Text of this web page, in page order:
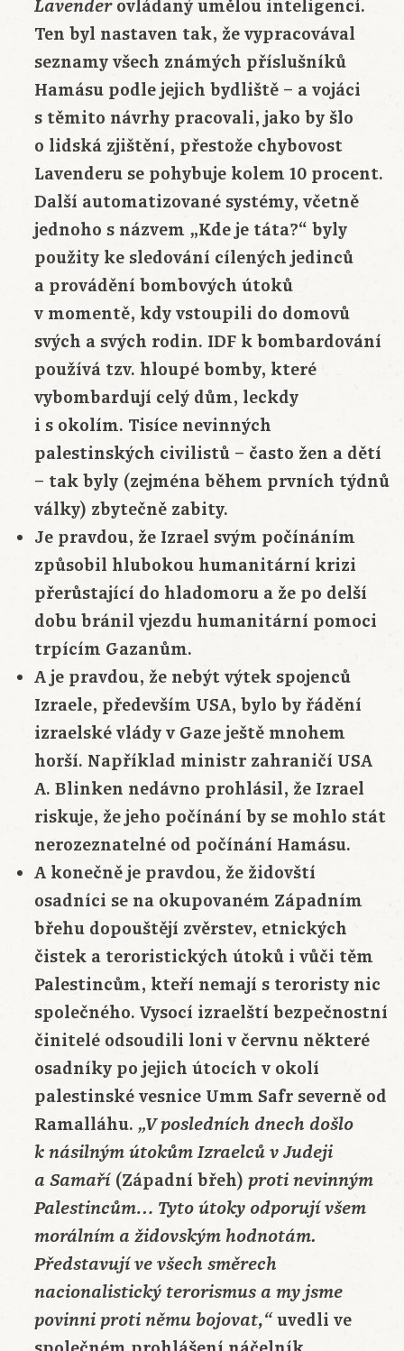
Lavenderovládaný umělou inteligencí.
Ten byl nastaven tak, že vypracovával
seznamy všech známých příslušníků
Hamásu podle jejich bydliště – a vojáci
s těmito návrhy pracovali, jako by šlo
o lidská zjištění, přestože chybovost
Lavenderu se pohybuje kolem 10 procent.
Další automatizované systémy, včetně
jednoho s názvem „Kde je táta?“ byly
použity ke sledování cílených jedinců
a provádění bombových útoků
v momentě, kdy vstoupili do domovů
svých a svých rodin. IDF k bombardování
používá tzv. hloupé bomby, které
vybombardují celý dům, leckdy
i s okolím. Tisíce nevinných
palestinských civilistů – často žen a dětí
– tak byly (zejména během prvních týdnů
války) zbytečně zabity.
Je pravdou, že Izrael svým počínáním
způsobil hlubokou humanitární krizi
přerůstající do hladomoru a že po delší
dobu bránil vjezdu humanitární pomoci
trpícím Gazanům.
A je pravdou, že nebýt výtek spojenců
Izraele, především USA, bylo by řádění
izraelské vlády v Gaze ještě mnohem
horší. Například ministr zahraničí USA
A. Blinken nedávno prohlásil, že Izrael
riskuje, že jeho počínání by se mohlo stát
nerozeznatelné od počínání Hamásu.
A konečně je pravdou, že židovští
osadníci se na okupovaném Západním
břehu dopouštějí zvěrstev, etnických
čistek a teroristických útoků i vůči těm
Palestincům, kteří nemají s teroristy nic
společného. Vysocí izraelští bezpečnostní
činitelé odsoudili loni v červnu některé
osadníky po jejich útocích v okolí
palestinské vesnice Umm Safr severně od
Ramalláhu. „V posledních dnech došlo
k násilným útokům Izraelců v Judeji
a Samaří (Západní břeh) proti nevinným
Palestincům… Tyto útoky odporují všem
morálním a židovským hodnotám.
Představují ve všech směrech
nacionalistický terorismus a my jsme
povinni proti němu bojovat,“uvedli ve